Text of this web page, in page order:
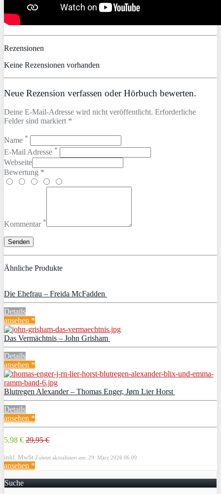
Rezensionen
Keine Rezensionen vorhanden
Neue Rezension verfassen oder Hörbuch bewerten.
Deine E-Mail-Adresse wird nicht veröffentlicht. Erforderliche
Felder sind markiert *
Name *
E-Mail Adresse *
Webseite
Bewertung *
Kommentar *
Ähnliche Produkte
Die Ehefrau – Freida McFadden
Details
ansehen *
Das Vermächtnis – John Grisham
Details
ansehen *
Blutregen Alexander – Thomas Enger, Jørn Lier Horst
Details
ansehen *
5,98 € 29,95 €
inkl. MwSt. Zuletzt aktualisiert am: 29. März 2026 06:09
ansehen *
Suche